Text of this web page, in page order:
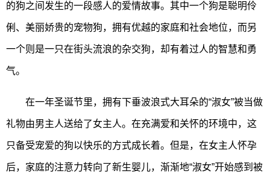
的狗之间发生的一段感人的爱情故事。其中一个狗是聪明伶
俐、美丽娇贵的宠物狗，拥有优越的家庭和社会地位，而另
一个则是一只在街头流浪的杂交狗，却有着过人的智慧和勇
气。
在一年圣诞节里，拥有下垂波浪式大耳朵的“淑女”被当做
礼物由男主人送给了女主人。在充满爱和关怀的环境中，这
只备受宠爱的狗以快乐的方式成长着。但是，在女主人怀孕
后，家庭的注意力转向了新生婴儿，渐渐地“淑女”开始感到被